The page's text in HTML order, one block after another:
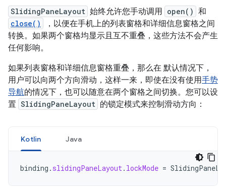
SlidingPaneLayout 始终允许您手动调用 open() 和
close()
，以便在手机上的列表窗格和详细信息窗格之间
转换。如果两个窗格均显示且互不重叠，这些方法不会产生
任何影响。
如果列表窗格和详细信息窗格重叠，那么在 默认情况下，
用户可以向两个方向滑动，这样一来，即使在没有使用手势
导航的情况下，也可以随意在两个窗格之间切换。您可以设
置 SlidingPaneLayout 的锁定模式来控制滑动方向：
Kotlin Java
binding . slidingPaneLayout. lockMode =